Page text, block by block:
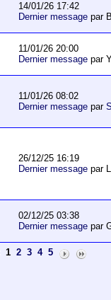
14/01/26 17:42
Dernier messagepar
11/01/26 20:00
Dernier messagepar
11/01/26 08:02
Dernier messagepar
26/12/25 16:19
Dernier messagepar
02/12/25 03:38
Dernier messagepar
1 2 3 4 5